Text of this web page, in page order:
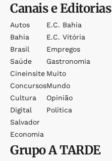
Canais e Editorias
Autos
Bahia
Brasil
Saúde
Cineinsite
Concursos
Cultura
Digital
Salvador
Economia
E.c. Bahia
E.c. Vitória
Empregos
Gastronomia
Muito
Mundo
Opinião
Política
GrupoA TARDE